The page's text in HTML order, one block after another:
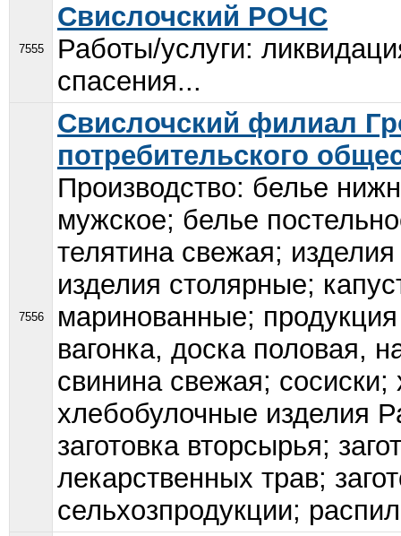
7555
Свислочский РОЧС
Работы/услуги:
спасения...
7556
Свислочский филиал
потребительского
Производство: белье
мужское; белье
телятина свежая;
изделия столярные;
маринованные;
вагонка, доска половая,
свинина свежая;
хлебобулочные изделия
заготовка вторсырья;
лекарственных трав;
сельхозпродукции;